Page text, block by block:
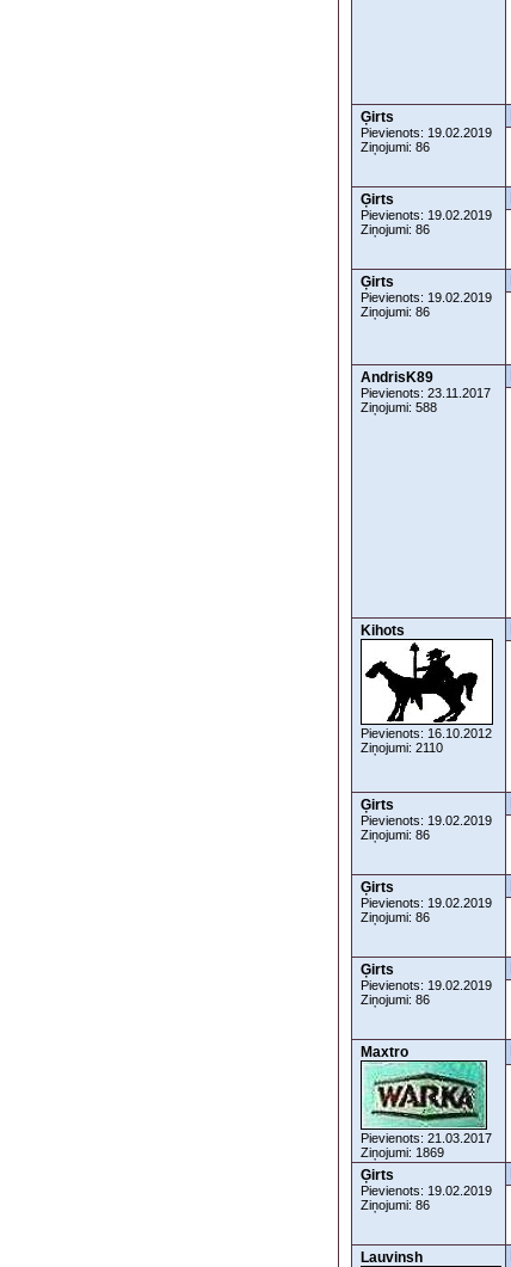
Ģirts
Pievienots: 19.02.2019
Ziņojumi: 86
Ģirts
Pievienots: 19.02.2019
Ziņojumi: 86
Ģirts
Pievienots: 19.02.2019
Ziņojumi: 86
AndrisK89
Pievienots: 23.11.2017
Ziņojumi: 588
Kihots
Pievienots: 16.10.2012
Ziņojumi: 2110
Ģirts
Pievienots: 19.02.2019
Ziņojumi: 86
Ģirts
Pievienots: 19.02.2019
Ziņojumi: 86
Ģirts
Pievienots: 19.02.2019
Ziņojumi: 86
Maxtro
Pievienots: 21.03.2017
Ziņojumi: 1869
Ģirts
Pievienots: 19.02.2019
Ziņojumi: 86
Lauvinsh